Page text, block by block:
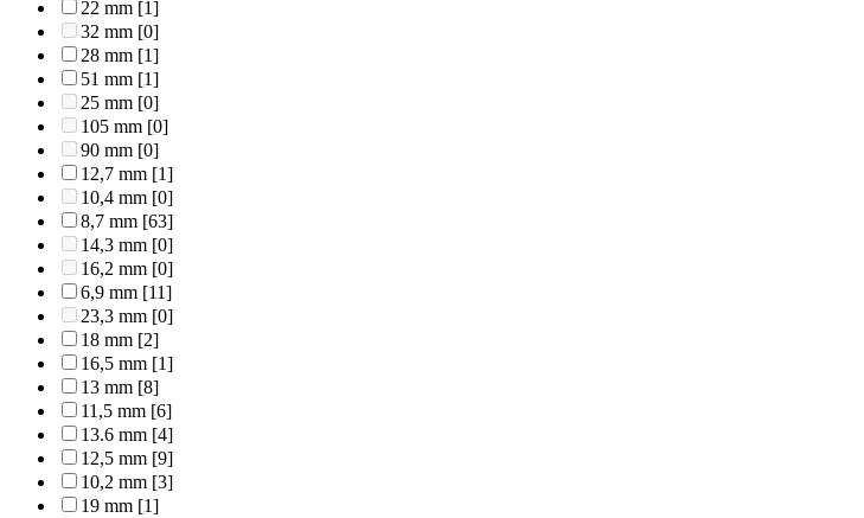
22 mm [1]
32 mm [0]
28 mm [1]
51 mm [1]
25 mm [0]
105 mm [0]
90 mm [0]
12,7 mm [1]
10,4 mm [0]
8,7 mm [63]
14,3 mm [0]
16,2 mm [0]
6,9 mm [11]
23,3 mm [0]
18 mm [2]
16,5 mm [1]
13 mm [8]
11,5 mm [6]
13.6 mm [4]
12,5 mm [9]
10,2 mm [3]
19 mm [1]